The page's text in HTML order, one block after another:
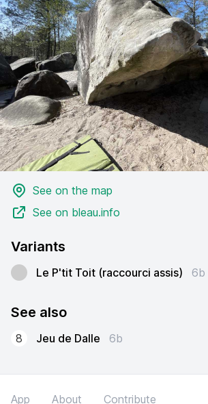
See on the map
See on bleau.info
Variants
Le P'tit Toit (raccourci assis) 6b
See also
8 Jeu de Dalle 6b
App About Contribute